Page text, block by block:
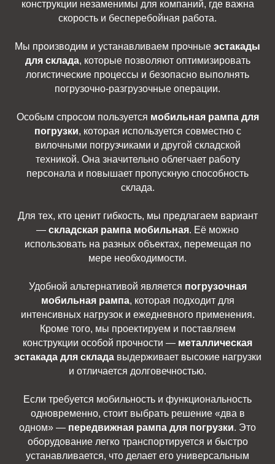
конструкции незаменимы для компаний, где важна
скорость и бесперебойная работа.
Мы производим и устанавливаем прочные эстакады
для склада, которые позволяют оптимизировать
логистические процессы и безопасно выполнять
погрузочно-разгрузочные операции.
Особым спросом пользуется мобильная рампа для
погрузки, которая используется совместно с
вилочными погрузчиками и другой складской
техникой. Она значительно облегчает работу
персонала и повышает пропускную способность
склада.
Для тех, кто ценит гибкость, мы предлагаем вариант
— складская рампа мобильная. Её можно
использовать на разных объектах, перемещая по
мере необходимости.
Удобной альтернативой является погрузочная
мобильная рампа, которая подходит для
интенсивных нагрузок и ежедневного применения.
Кроме того, мы проектируем и поставляем
конструкции особой прочности — металлическая
эстакада для складавыдерживает высокие нагрузки
и отличается долговечностью.
Если требуется мобильность и функциональность
одновременно, стоит выбрать решение «два в
одном» — передвижная рампа для погрузки. Это
оборудование легко транспортируется и быстро
устанавливается, что делает его универсальным